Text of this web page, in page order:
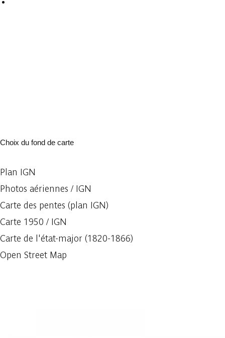
Choix du fond de carte
Plan IGN
Photos aériennes / IGN
Carte des pentes (plan IGN)
Carte 1950 / IGN
Carte de l'état-major (1820-1866)
Open Street Map